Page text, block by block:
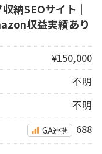
納SEOサイト｜
収益実績あり
¥150,000
不明
不明
GA連携 688